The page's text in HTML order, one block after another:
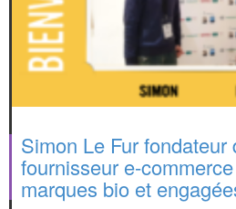
Simon Le Fur fondateur
fournisseur e-
marques bio et